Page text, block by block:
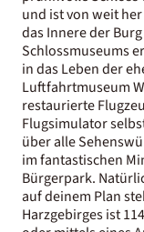
und ist von weit
das Innere der
Schlossmuseums
in das Leben der
Luftfahrtmuseum
restaurierte
Flugsimulator
über alle
im fantastischen
Bürgerpark.
auf deinem Plan
Harzgebirges ist